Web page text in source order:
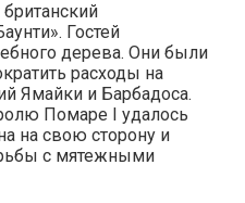
Гостей
дерева. Они были
расходы на
Ямайки и Барбадоса.
Помаре I удалось
на свою сторону и
с мятежными